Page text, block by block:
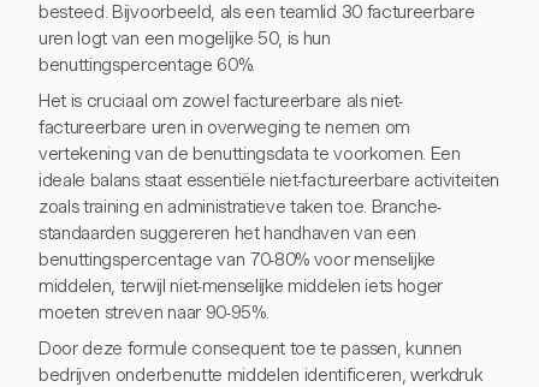
besteed. Bijvoorbeeld, als een teamlid 30 factureerbare
uren logt van een mogelijke 50, is hun
benuttingspercentage 60%.
Het is cruciaal om zowel factureerbare als niet-
factureerbare uren in overweging te nemen om
vertekening van de benuttingsdata te voorkomen. Een
ideale balans staat essentiële niet-factureerbare activiteiten
zoals training en administratieve taken toe. Branche-
standaarden suggereren het handhaven van een
benuttingspercentage van 70-80% voor menselijke
middelen, terwijl niet-menselijke middelen iets hoger
moeten streven naar 90-95%.
Door deze formule consequent toe te passen, kunnen
bedrijven onderbenutte middelen identificeren, werkdruk